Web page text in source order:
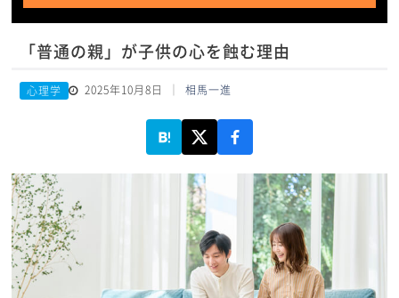
「普通の親」が子供の心を蝕む理由
心理学 2025年10月8日 相馬一進